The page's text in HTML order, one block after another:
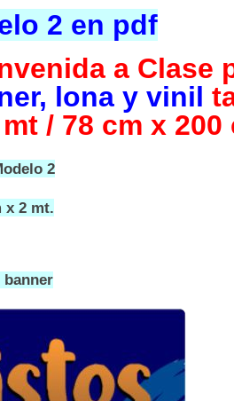
2 en pdf
a Clase
lona y vinil
/ 78 cm x 200
2
x 2 mt.